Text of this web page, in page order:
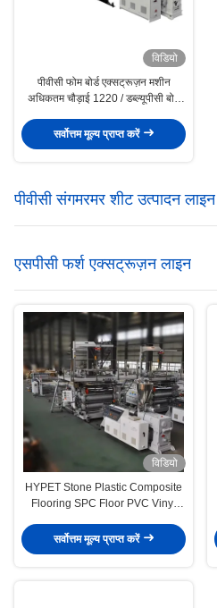
विडियो
पीवीसी फोम बोर्ड एक्सट्रूज़न मशीन
अधिकतम चौड़ाई 1220 / डब्ल्यूपीसी बोर्ड
सर्वोत्तम मूल्य प्राप्त करें
पीवीसी संगमरमर शीट उत्पादन लाइन
एसपीसी फर्श एक्सट्रूज़न लाइन
विडियो
HYPET Stone Plastic Composite
Flooring SPC Floor PVC Vinyl
Production Making Machine
सर्वोत्तम मूल्य प्राप्त करें